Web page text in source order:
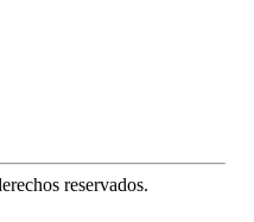
reservados.